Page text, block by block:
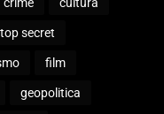
secret
film
geopolitica